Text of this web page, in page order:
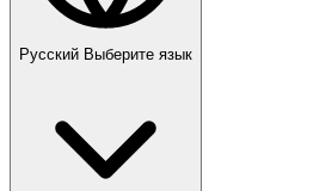
Русский Выберите язык